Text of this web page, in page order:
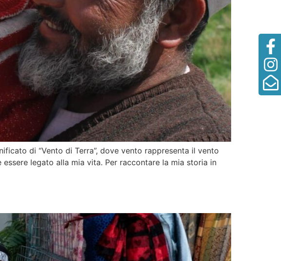
di “Vento di Terra”, dove vento rappresenta il vento
legato alla mia vita. Per raccontare la mia storia in